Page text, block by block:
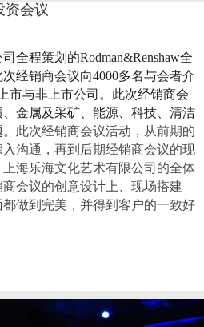
资会议
全程策划的Rodman&Renshaw全
次经销商会议向4000多名与会者介
市与非上市公司。 此次经销商会
金属及采矿、能源、科技、清洁
此次经销商会议活动，从前期的
沟通，再到后期经销商会议的现
海乐海文化艺术有限公司的全体
会议的创意设计上、现场搭建
都做到完美，并得到客户的一致好